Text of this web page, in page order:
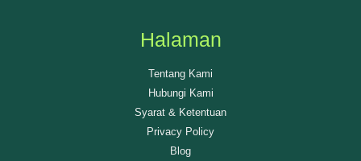
Halaman
Tentang Kami
Hubungi Kami
Syarat & Ketentuan
Privacy Policy
Blog